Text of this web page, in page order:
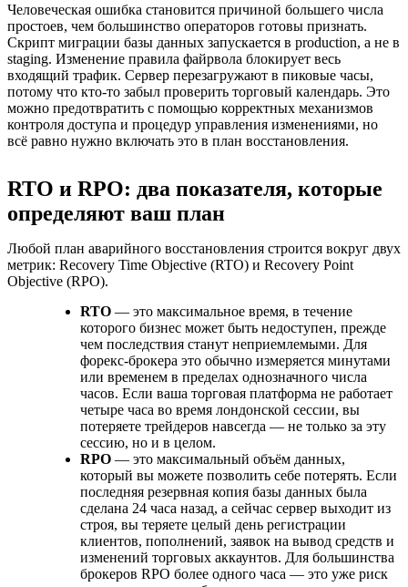
Человеческая ошибка становится причиной большего числа
простоев, чем большинство операторов готовы признать.
Скрипт миграции базы данных запускается в production, а не в
staging. Изменение правила файрвола блокирует весь
входящий трафик. Сервер перезагружают в пиковые часы,
потому что кто-то забыл проверить торговый календарь. Это
можно предотвратить с помощью корректных механизмов
контроля доступа и процедур управления изменениями, но
всё равно нужно включать это в план восстановления.
RTO и RPO: два показателя, которые
определяют ваш план
Любой план аварийного восстановления строится вокруг двух
метрик: Recovery Time Objective (RTO) и Recovery Point
Objective (RPO).
RTO — это максимальное время, в течение
которого бизнес может быть недоступен, прежде
чем последствия станут неприемлемыми. Для
форекс-брокера это обычно измеряется минутами
или временем в пределах однозначного числа
часов. Если ваша торговая платформа не работает
четыре часа во время лондонской сессии, вы
потеряете трейдеров навсегда — не только за эту
сессию, но и в целом.
RPO — это максимальный объём данных,
который вы можете позволить себе потерять. Если
последняя резервная копия базы данных была
сделана 24 часа назад, а сейчас сервер выходит из
строя, вы теряете целый день регистрации
клиентов, пополнений, заявок на вывод средств и
изменений торговых аккаунтов. Для большинства
брокеров RPO более одного часа — это уже риск